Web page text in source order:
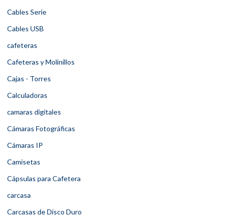
Cables Serie
Cables USB
cafeteras
Cafeteras y Molinillos
Cajas - Torres
Calculadoras
camaras digitales
Cámaras Fotográficas
Cámaras IP
Camisetas
Cápsulas para Cafetera
carcasa
Carcasas de Disco Duro